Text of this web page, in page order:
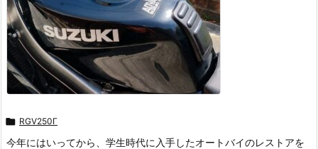
 RGV250Γ
今年にはいってから、学生時代に入手したオートバイのレストアを